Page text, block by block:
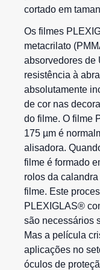
cortado em
Os filmes
metacrilato
absorvedores de
resistência à
absolutamente
de cor nas
do filme. O filme
175 µm é
alisadora.
filme é formado
rolos da
filme. Este
PLEXIGLAS®
são necessários
Mas a película
aplicações no
óculos de